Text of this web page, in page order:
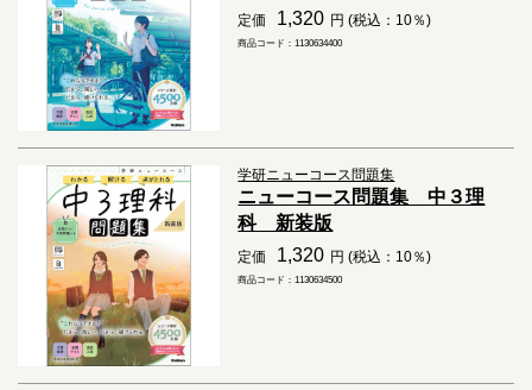
定価 1,320 円 (税込：10％)
商品コード：1130634400
学研ニューコース問題集
ニューコース問題集 中３理
科 新装版
定価 1,320 円 (税込：10％)
商品コード：1130634500